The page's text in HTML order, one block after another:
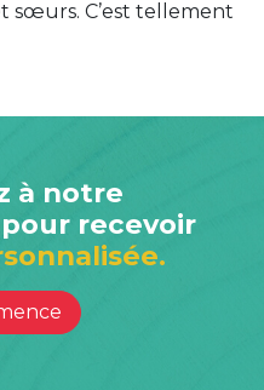
sœurs. C’est tellement
à notre
recevoir